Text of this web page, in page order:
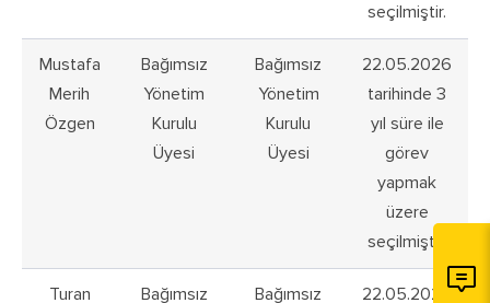
seçilmiştir.
Mustafa
Merih
Özgen
Bağımsız
Yönetim
Kurulu
Üyesi
Bağımsız
Yönetim
Kurulu
Üyesi
22.05.2026
tarihinde 3
yıl süre ile
görev
yapmak
üzere
seçilmiştir.
Turan
Bağımsız
Bağımsız
22.05.2026